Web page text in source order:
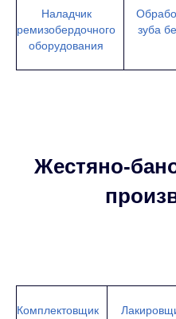
Наладчик
ремизобердочного
оборудования
зуба
Жестяно-
Комплектовщик